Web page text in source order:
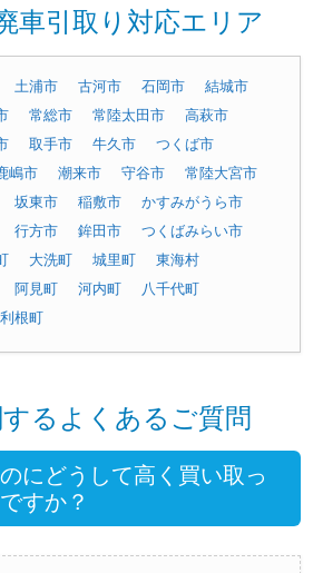
車引取り対応エリア
土浦市 古河市 石岡市
結城市
常総市 常陸太田市
高萩市
取手市 牛久市
つくば市
嶋市 潮来市 守谷市
常陸大宮市
坂東市 稲敷市
かすみがうら市
行方市 鉾田市
つくばみらい市
大洗町 城里町
東海村
阿見町 河内町
八千代町
利根町
るよくあるご質問
にどうして高く買い取っ
すか？